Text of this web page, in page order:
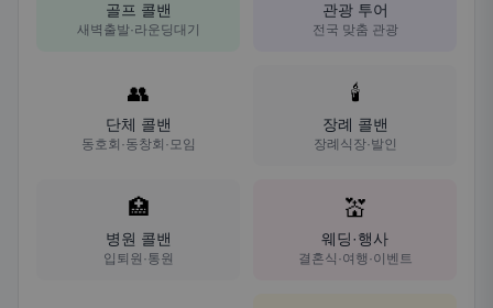
골프 콜밴
새벽출발·라운딩대기
관광 투어
전국 맞춤 관광
👥
단체 콜밴
동호회·동창회·모임
🕯️
장례 콜밴
장례식장·발인
🏥
병원 콜밴
입퇴원·통원
💒
웨딩·행사
결혼식·여행·이벤트